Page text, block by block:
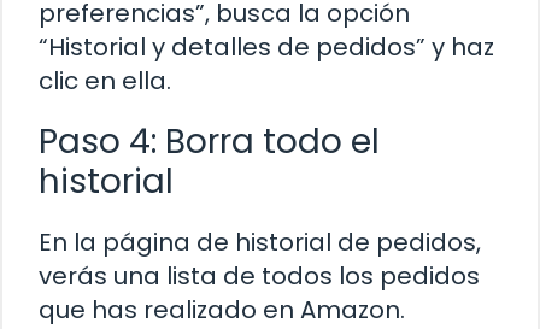
preferencias”, busca la opción
“Historial y detalles de pedidos” y haz
clic en ella.
Paso 4: Borra todo el
historial
En la página de historial de pedidos,
verás una lista de todos los pedidos
que has realizado en Amazon.